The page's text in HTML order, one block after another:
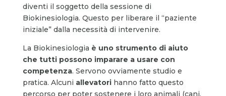
diventi il soggetto della sessione di
Biokinesiologia. Questo per liberare il “paziente
iniziale” dalla necessità di intervenire.
La Biokinesiologia è uno strumento di aiuto
che tutti possono imparare a usare con
competenza. Servono ovviamente studio e
pratica. Alcuni allevatorihanno fatto questo
percorso per poter sostenere i loro animali (cani,